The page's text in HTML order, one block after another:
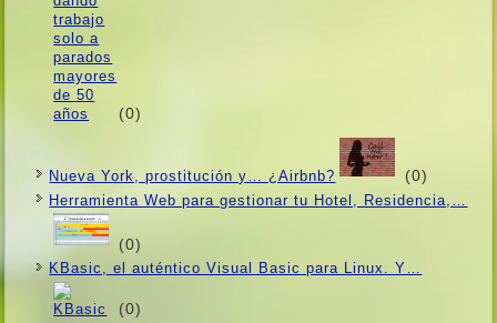
(0)
Nueva York, prostitución y… ¿Airbnb? (0)
Herramienta Web para gestionar tu Hotel, Residencia,…
(0)
KBasic, el auténtico Visual Basic para Linux. Y…
(0)